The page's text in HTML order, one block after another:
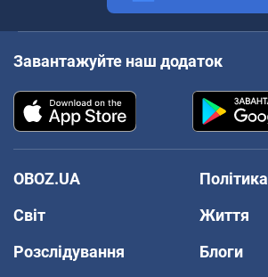
Завантажуйте наш додаток
OBOZ.UA
Політика
Світ
Життя
Розслідування
Блоги